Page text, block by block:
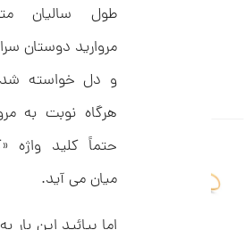
طول سالیان
مروارید دوستان
و دل خواسته
هرگاه نوبت به
حتماً کلید واژه
میان می آید.